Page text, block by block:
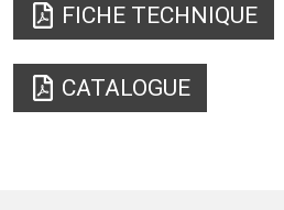
FICHE TECHNIQUE
CATALOGUE